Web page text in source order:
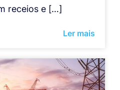
receios e […]
Ler mais